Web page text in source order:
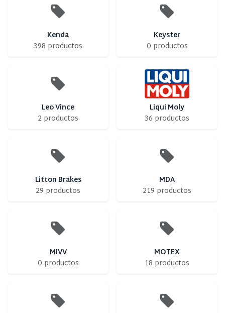
Kenda
398 productos
Keyster
0 productos
Leo Vince
2 productos
Liqui Moly
36 productos
Litton Brakes
29 productos
MDA
219 productos
MIVV
0 productos
MOTEX
18 productos